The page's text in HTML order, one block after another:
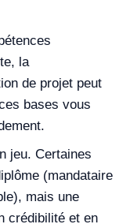
la
de projet peut
bases vous
jeu. Certaines
(mandataire
mais une
crédibilité et en